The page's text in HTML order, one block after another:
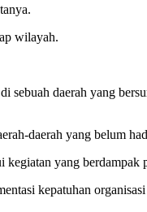
wilayah.
sebuah daerah yang
daerah yang belum
kegiatan yang berdampak
kepatuhan